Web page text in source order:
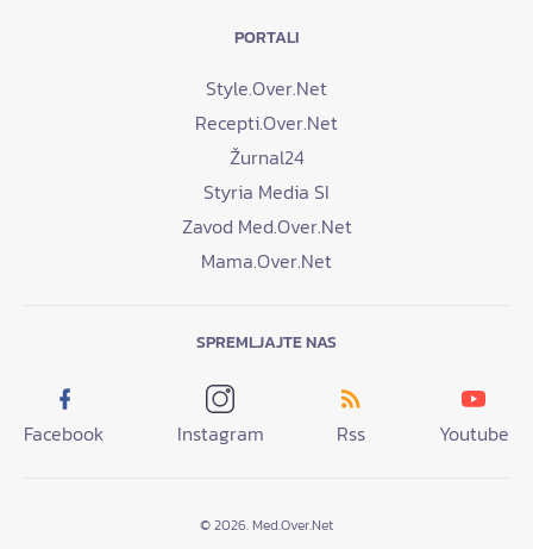
PORTALI
Style.Over.Net
Recepti.Over.Net
Žurnal24
Styria Media SI
Zavod Med.Over.Net
Mama.Over.Net
SPREMLJAJTE NAS
Facebook Instagram Rss Youtube
© 2026. Med.Over.Net